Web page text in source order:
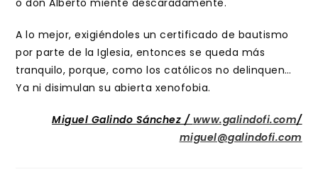
o don Alberto miente descaradamente.
A lo mejor, exigiéndoles un certificado de bautismo
por parte de la Iglesia, entonces se queda más
tranquilo, porque, como los católicos no delinquen…
Ya ni disimulan su abierta xenofobia.
Miguel Galindo Sánchez / www.galindofi.com/
miguel@galindofi.com